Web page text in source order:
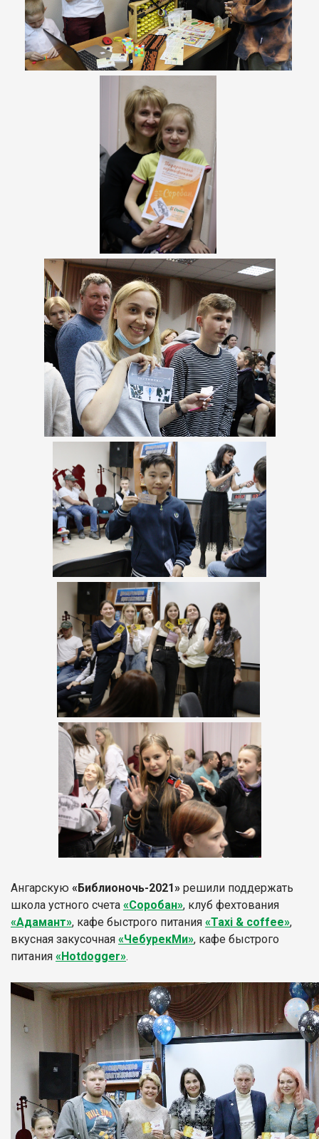
Ангарскую «Библионочь-2021» решили поддержать
школа устного счета «Соробан», клуб фехтования
«Адамант», кафе быстрого питания «Taxi & coffee»,
вкусная закусочная «ЧебурекМи», кафе быстрого
питания «Hotdogger».